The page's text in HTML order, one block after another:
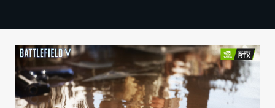
TIETOA
HINTA.FI
KAUPPA